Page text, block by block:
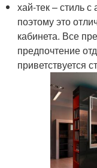
хай-тек – стиль
поэтому это
кабинета. Все
предпочтение
приветствуется